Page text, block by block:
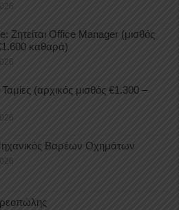
Ζητείται Office Manager (μισθός
καθαρά)
Ταμίες (αρχικός μισθός €1.300 –
Βαρέων Οχημάτων